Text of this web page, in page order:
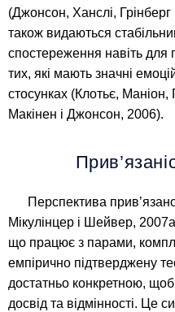
(Джонсон, Ханслі,
також видаються
спостереження навіть для
тих, які мають значні
стосунках (Клотьє,
Макінен і Джонсон, 2006).
Перспектива
Мікулінцер і Шейвер,
що працює з парами,
емпірично підтверджену
достатньо конкретною, щоб
досвід та відмінності. Це